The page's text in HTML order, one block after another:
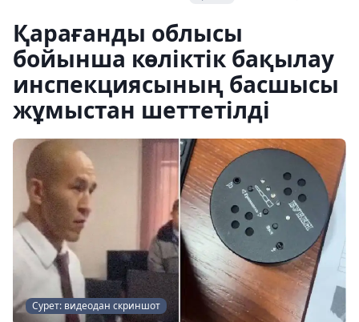
Қарағанды ​​облысы
бойынша көліктік бақылау
инспекциясының басшысы
жұмыстан шеттетілді
Сурет: видеодан скриншот